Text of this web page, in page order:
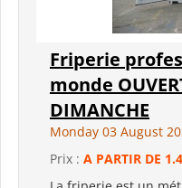
Friperie
monde
DIMANCHE
Monday 03 August
Prix : A PARTIR DE